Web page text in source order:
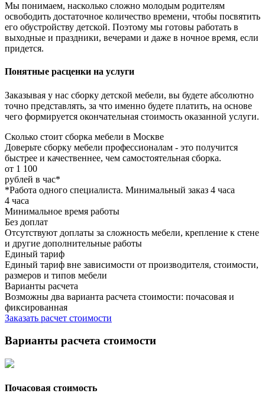
Мы понимаем, насколько сложно молодым родителям
освободить достаточное количество времени, чтобы посвятить
его обустройству детской. Поэтому мы готовы работать в
выходные и праздники, вечерами и даже в ночное время, если
придется.
Понятные расценки на услуги
Заказывая у нас сборку детской мебели, вы будете абсолютно
точно представлять, за что именно будете платить, на основе
чего формируется окончательная стоимость оказанной услуги.
Сколько стоит сборка мебели в Москве
Доверьте сборку мебели профессионалам - это получится
быстрее и качественнее, чем самостоятельная сборка.
от 1 100
рублей в час*
*Работа одного специалиста. Минимальный заказ 4 часа
4 часа
Минимальное время работы
Без доплат
Отсутствуют доплаты за сложность мебели, крепление к стене
и другие дополнительные работы
Единый тариф
Единый тариф вне зависимости от производителя, стоимости,
размеров и типов мебели
Варианты расчета
Возможны два варианта расчета стоимости: почасовая и
фиксированная
Заказать расчет стоимости
Варианты расчета стоимости
Почасовая стоимость